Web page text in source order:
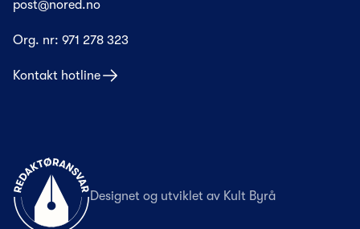
post@nored.no
Org. nr: 971 278 323
Kontakt hotline
Til forsiden
Designet og utviklet av Kult Byrå